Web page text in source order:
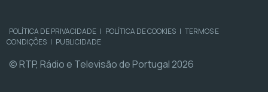
POLÍTICA DE PRIVACIDADE | POLÍTICA DE COOKIES | TERMOS E
CONDIÇÕES | PUBLICIDADE
© RTP, Rádio e Televisão de Portugal 2026